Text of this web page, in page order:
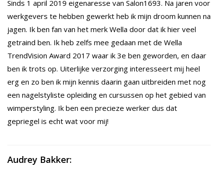
Sinds 1 april 2019 eigenaresse van Salon1693. Na jaren voor
werkgevers te hebben gewerkt heb ik mijn droom kunnen na
jagen. Ik ben fan van het merk Wella door dat ik hier veel
getraind ben. Ik heb zelfs mee gedaan met de Wella
TrendVision Award 2017 waar ik 3e ben geworden, en daar
ben ik trots op. Uiterlijke verzorging interesseert mij heel
erg en zo ben ik mijn kennis daarin gaan uitbreiden met nog
een nagelstyliste opleiding en cursussen op het gebied van
wimperstyling. Ik ben een precieze werker dus dat
gepriegel is echt wat voor mij!
Audrey Bakker: